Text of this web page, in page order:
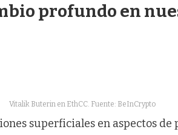
profundo en
Vitalik Buterin en EthCC. Fuente: BeInCrypto
superficiales en aspectos